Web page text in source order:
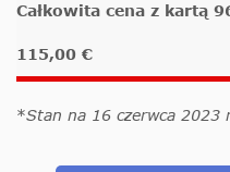
Całkowita cena z kartą
115,00 €
*Stan na 16 czerwca 2023